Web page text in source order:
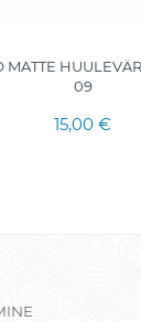
MATTE
09
15,00 €